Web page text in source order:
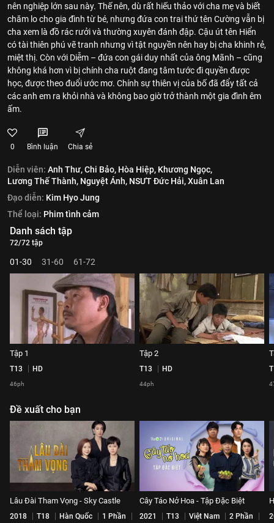
nên nghiệp lớn sau này. Thế nên, dù rất hiếu thảo với cha mẹ và biết
chăm lo cho gia đình từ bé, nhưng đứa con trai thứ tên Cường vẫn bị
cha xem là đồ rác rưởi và thường xuyên đánh đập. Cậu út tên Hiển
có tài thiên phú vẽ tranh nhưng vì tật nguyền nên hay bị cha khinh rẻ,
miệt thị. Còn với Diễm – đứa con gái duy nhất của ông Mãnh – cũng
không khá hơn vì bị chính cha ruột đang tâm tước đi quyền được
học, được theo đuổi ước mơ. Chính sự thiên vị của bố đã đẩy tất cả
các anh em ra khỏi nhà và không bao giờ trở thành một gia đình êm
ấm.
0 Bình luận Chia sẻ
Diễn viên: Anh Thư,Chi Bảo, Hòa Hiệp, Khương Ngọc,
Lương Thế Thành, Nguyệt Ánh, NSƯT Đức Hải,Xuân Lan
Đạo diễn: Kim Hyo Jung
Thể loại: Phim tình cảm
Danh sách tập
72/72 tập
01-30 31-60 61-72
Tập 1
T13 HD
46ph
Tập 2
T13 HD
44ph
Đề xuất cho bạn
Lâu Đài Tham Vọng - Sky Castle
2018 T18 Hàn Quốc
1 Phần
Cây Táo Nở Hoa - Tập Đặc Biệt
2021 T13 Việt Nam
2 Phần